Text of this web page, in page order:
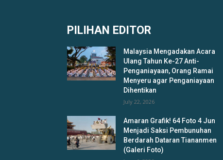
PILIHAN EDITOR
Malaysia Mengadakan Acara
Ulang Tahun Ke-27 Anti-
Penganiayaan, Orang Ramai
Menyeru agar Penganiayaan
Dihentikan
July 22, 2026
Amaran Grafik! 64 Foto 4 Jun
Menjadi Saksi Pembunuhan
Berdarah Dataran Tiananmen
(Galeri Foto)